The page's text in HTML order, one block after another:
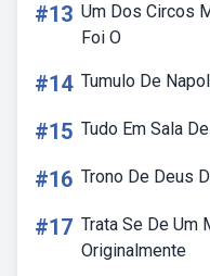
#13 Um Dos Circos
Foi O
#14 Tumulo De
#15 Tudo Em Sala
#16 Trono De Deus
#17 Trata Se De Um
Originalmente